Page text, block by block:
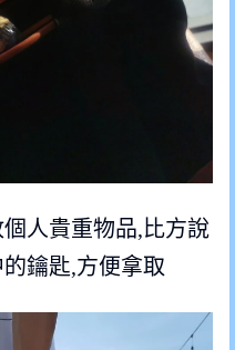
人貴重物品,比方說
鑰匙,方便拿取